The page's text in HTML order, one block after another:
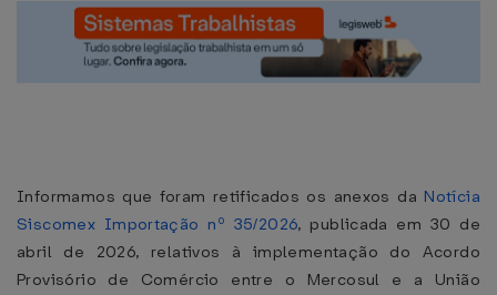
Informamos que foram retificados os anexos da Notícia
Siscomex Importação nº 35/2026, publicada em 30 de
abril de 2026, relativos à implementação do Acordo
Provisório de Comércio entre o Mercosul e a União